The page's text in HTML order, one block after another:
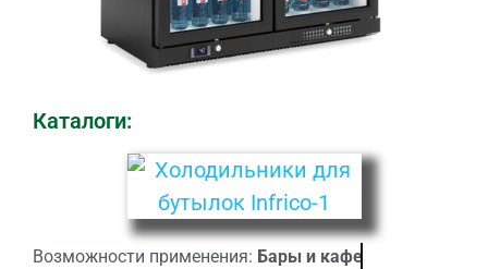
Каталоги:
Возможности применения: Бары и кафе